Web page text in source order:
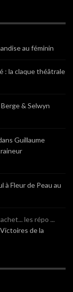
au féminin
: la claque théâtrale
& Selwyn
Guillaume
à Fleur de Peau au
les répo ...
de la